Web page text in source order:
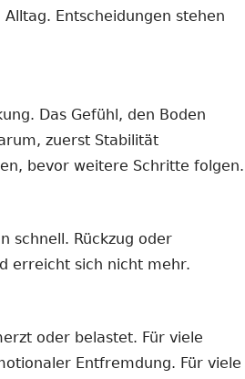
Entscheidungen stehen
Das Gefühl, den Boden
zuerst Stabilität
bevor weitere Schritte folgen.
schnell. Rückzug oder
erreicht sich nicht mehr.
oder belastet. Für viele
Entfremdung. Für viele